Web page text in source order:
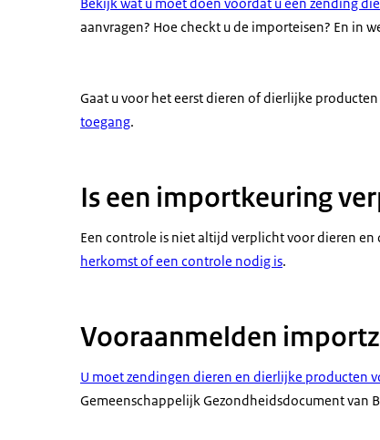
aanvragen? Hoe checkt u de importeisen? En in
Gaat u voor het eerst dieren of dierlijke
toegang.
Is een importkeuring
Een controle is niet altijd verplicht voor dieren
herkomst of een controle nodig is.
Vooraanmelden
U moet zendingen dieren en dierlijke producten
Gemeenschappelijk Gezondheidsdocument van